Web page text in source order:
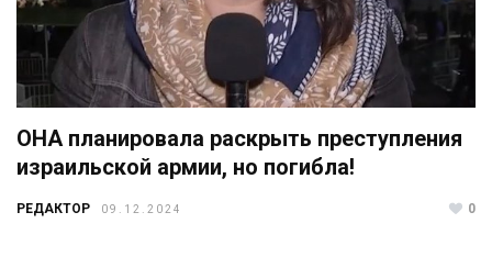
ОНА планировала раскрыть преступления
израильской армии, но погибла!
РЕДАКТОР 09.12.2024 0